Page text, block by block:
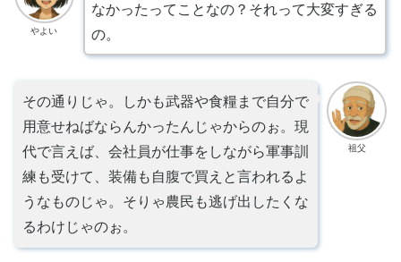
やよい
なかったってことなの？それって大変すぎる
の。
祖父
その通りじゃ。しかも武器や食糧まで自分で
用意せねばならんかったんじゃからのぉ。現
代で言えば、会社員が仕事をしながら軍事訓
練も受けて、装備も自腹で買えと言われるよ
うなものじゃ。そりゃ農民も逃げ出したくな
るわけじゃのぉ。